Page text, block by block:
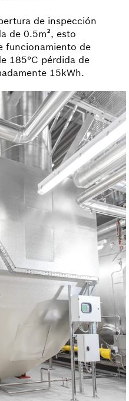
de inspección
de 0.5m², esto
funcionamiento de
185°C pérdida de
15kWh.